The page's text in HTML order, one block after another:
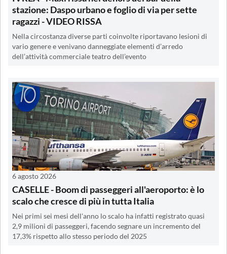
stazione: Daspo urbano e foglio di via per sette
ragazzi - VIDEO RISSA
Nella circostanza diverse parti coinvolte riportavano lesioni di
vario genere e venivano danneggiate elementi d’arredo
dell’attività commerciale teatro dell’evento
6 agosto 2026
CASELLE - Boom di passeggeri all'aeroporto: è lo
scalo che cresce di più in tutta Italia
Nei primi sei mesi dell'anno lo scalo ha infatti registrato quasi
2,9 milioni di passeggeri, facendo segnare un incremento del
17,3% rispetto allo stesso periodo del 2025